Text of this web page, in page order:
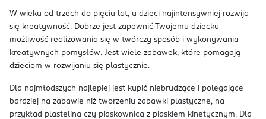
W wieku od trzech do pięciu lat, u dzieci najintensywniej rozwija
się kreatywność. Dobrze jest zapewnić Twojemu dziecku
możliwość realizowania się w twórczy sposób i wykonywania
kreatywnych pomysłów. Jest wiele zabawek, które pomagają
dzieciom w rozwijaniu się plastycznie.
Dla najmłodszych najlepiej jest kupić niebrudzące i polegające
bardziej na zabawie niż tworzeniu zabawki plastyczne, na
przykład plastelina czy piaskownica z piaskiem kinetycznym. Dla